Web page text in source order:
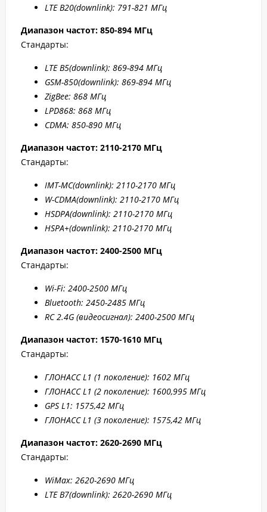
LTE B20(downlink): 791-821 МГц
Диапазон частот: 850-894 МГц
Стандарты:
LTE B5(downlink): 869-894 МГц
GSM-850(downlink): 869-894 МГц
ZigBee: 868 МГц
LPD868: 868 МГц
CDMA: 850-890 МГц
Диапазон частот: 2110-2170 МГц
Стандарты:
IMT-MC(downlink): 2110-2170 МГц
W-CDMA(downlink): 2110-2170 МГц
HSDPA(downlink): 2110-2170 МГц
HSPA+(downlink): 2110-2170 МГц
Диапазон частот: 2400-2500 МГц
Стандарты:
Wi-Fi: 2400-2500 МГц
Bluetooth: 2450-2485 МГц
RC 2.4G (видеосигнал): 2400-2500 МГц
Диапазон частот: 1570-1610 МГц
Стандарты:
ГЛОНАСС L1 (1 поколение): 1602 МГц
ГЛОНАСС L1 (2 поколение): 1600,995 МГц
GPS L1: 1575,42 МГц
ГЛОНАСС L1 (3 поколение): 1575,42 МГц
Диапазон частот: 2620-2690 МГц
Стандарты:
WiMax: 2620-2690 МГц
LTE B7(downlink): 2620-2690 МГц